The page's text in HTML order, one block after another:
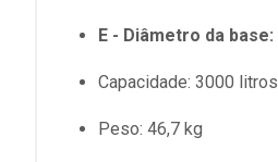
E - Diâmetro da base:
Capacidade: 3000 litros
Peso: 46,7 kg